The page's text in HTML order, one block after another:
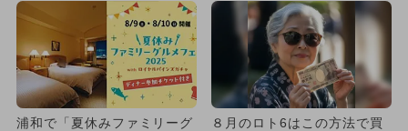
浦和で「夏休みファミリーグ
８月のロト6はこの方法で買